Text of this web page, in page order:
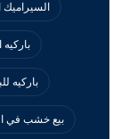
السيراميك
باركيه
باركيه
بيع خشب في